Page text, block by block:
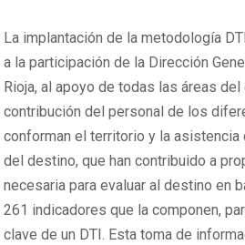
La implantación de la metodología
a la participación de la Dirección
Rioja, al apoyo de todas las áreas
contribución del personal de los
conforman el territorio y la
del destino, que han contribuido a
necesaria para evaluar al destino en
261 indicadores que la componen,
clave de un DTI. Esta toma de